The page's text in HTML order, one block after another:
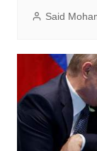
Said